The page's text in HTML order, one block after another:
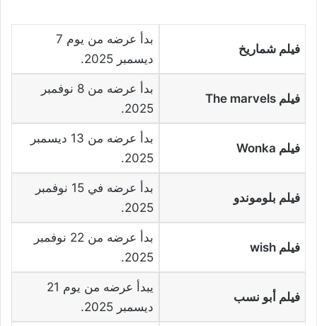
فيلم شماريخ
بدأ عرضه من يوم 7
ديسمبر 2025.
فيلم The marvels
بدأ عرضه من 8 نوفمبر
2025.
فيلم Wonka
بدأ عرضه من 13 ديسمبر
2025.
فيلم بلوموندو
بدأ عرضه في 15 نوفمبر
2025.
فيلم wish
بدأ عرضه من 22 نوفمبر
2025.
فيلم أبو نسب
يبدأ عرضه من يوم 21
ديسمبر 2025.